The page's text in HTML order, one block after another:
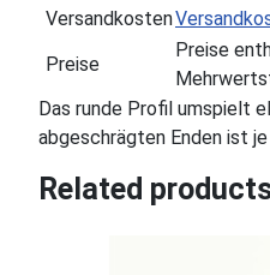
Versandkosten
Preise
Preise
Das runde Profil umspielt
abgeschrägten Enden ist
Related